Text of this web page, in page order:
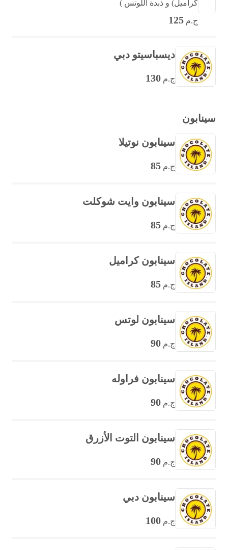
كراميل) و ذبدة اللوتس )
ج.م 125
ديسباسيتو دبي
ج.م 130
سينابون
سينابون نوتيلا
ج.م 85
سينابون وايت شوكلت
ج.م 85
سينابون كراميل
ج.م 85
سينابون لوتس
ج.م 90
سينابون فراوله
ج.م 90
سينابون التوت الأزرق
ج.م 90
سينابون دبي
ج.م 100